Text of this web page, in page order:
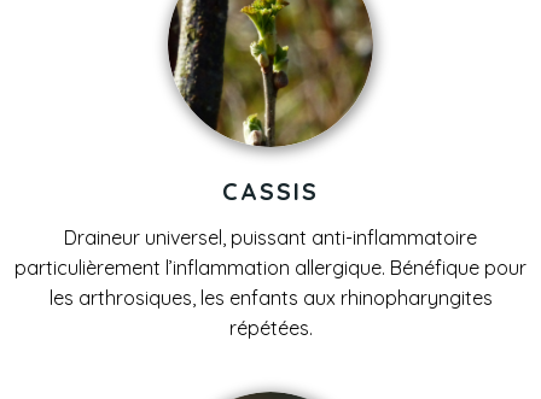
CASSIS
Draineur universel, puissant anti-inflammatoire
particulièrement l’inflammation allergique. Bénéfique pour
les arthrosiques, les enfants aux rhinopharyngites
répétées.